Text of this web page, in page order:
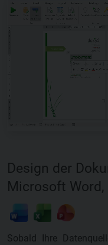
Design der
Microsoft
Sobald Ihre